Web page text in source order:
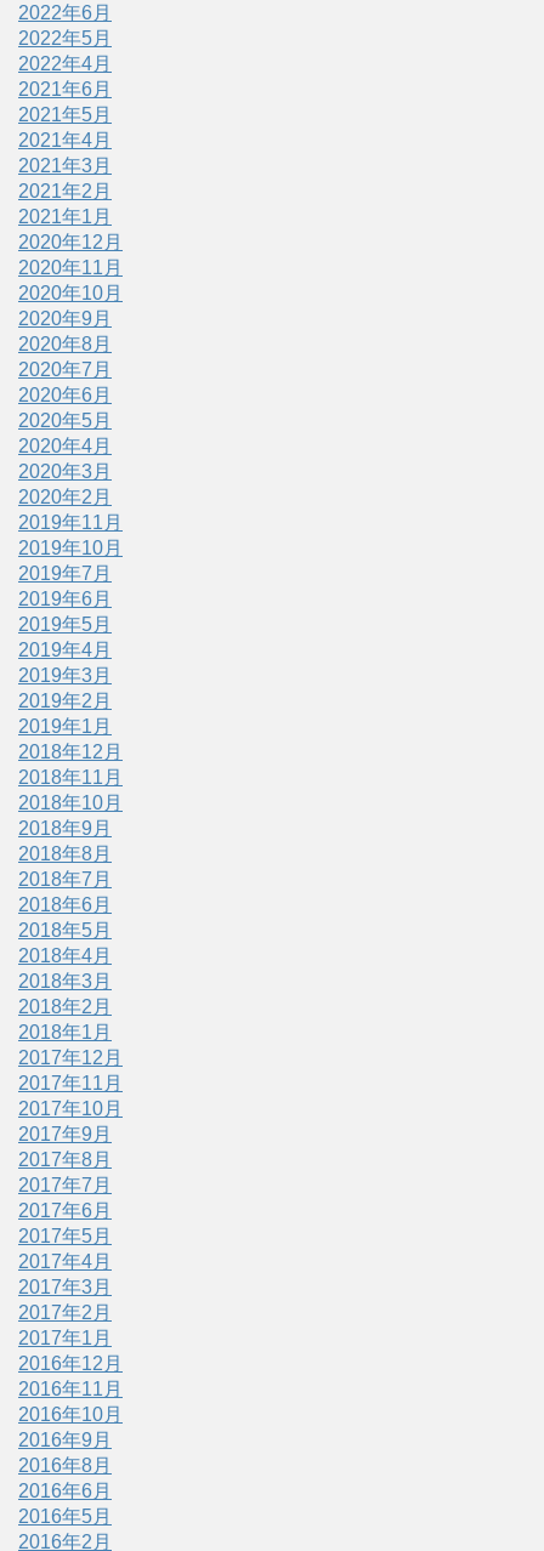
2022年6月
2022年5月
2022年4月
2021年6月
2021年5月
2021年4月
2021年3月
2021年2月
2021年1月
2020年12月
2020年11月
2020年10月
2020年9月
2020年8月
2020年7月
2020年6月
2020年5月
2020年4月
2020年3月
2020年2月
2019年11月
2019年10月
2019年7月
2019年6月
2019年5月
2019年4月
2019年3月
2019年2月
2019年1月
2018年12月
2018年11月
2018年10月
2018年9月
2018年8月
2018年7月
2018年6月
2018年5月
2018年4月
2018年3月
2018年2月
2018年1月
2017年12月
2017年11月
2017年10月
2017年9月
2017年8月
2017年7月
2017年6月
2017年5月
2017年4月
2017年3月
2017年2月
2017年1月
2016年12月
2016年11月
2016年10月
2016年9月
2016年8月
2016年6月
2016年5月
2016年2月